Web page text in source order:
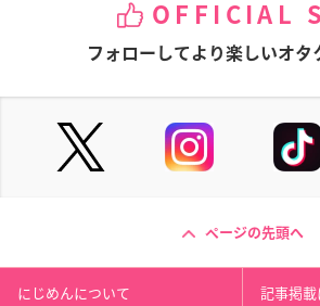
OFFICIAL
フォローしてより楽しいオタ
ページの先頭へ
にじめんについて 記事掲